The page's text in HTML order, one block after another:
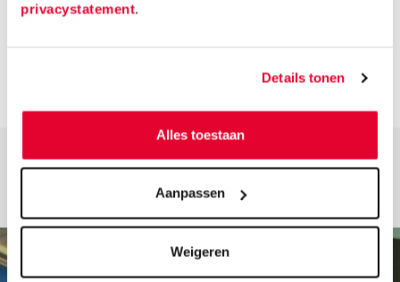
privacystatement.
Details tonen
Alles toestaan
Aanpassen
Weigeren